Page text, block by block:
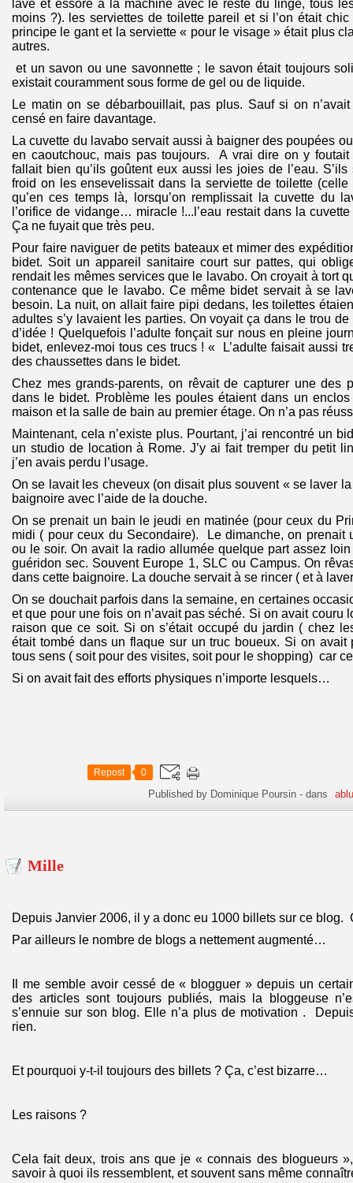
lavé et essoré à la machine avec le reste du linge, tous
moins ?). les serviettes de toilette pareil et si l’on était
principe le gant et la serviette « pour le visage » était plus
autres.
et un savon ou une savonnette ; le savon était toujours
existait couramment sous forme de gel ou de liquide.
Le matin on se débarbouillait, pas plus. Sauf si on
censé en faire davantage.
La cuvette du lavabo servait aussi à baigner des poupées
en caoutchouc, mais pas toujours. A vrai dire on y foutait
fallait bien qu’ils goûtent eux aussi les joies de l’eau.
froid on les ensevelissait dans la serviette de toilette
qu’en ces temps là, lorsqu’on remplissait la cuvette du
l’orifice de vidange… miracle !...l’eau restait dans la
Ça ne fuyait que très peu.
Pour faire naviguer de petits bateaux et mimer des
bidet. Soit un appareil sanitaire court sur pattes, qui
rendait les mêmes services que le lavabo. On croyait à tort
contenance que le lavabo. Ce même bidet servait à se
besoin. La nuit, on allait faire pipi dedans, les toilettes
adultes s’y lavaient les parties. On voyait ça dans le trou
d’idée ! Quelquefois l’adulte fonçait sur nous en pleine
bidet, enlevez-moi tous ces trucs ! « L’adulte faisait aussi
des chaussettes dans le bidet.
Chez mes grands-parents, on rêvait de capturer une des
dans le bidet. Problème les poules étaient dans un
maison et la salle de bain au premier étage. On n’a pas
Maintenant, cela n’existe plus. Pourtant, j’ai rencontré un
un studio de location à Rome. J’y ai fait tremper du petit
j’en avais perdu l’usage.
On se lavait les cheveux (on disait plus souvent « se laver
baignoire avec l’aide de la douche.
On se prenait un bain le jeudi en matinée (pour ceux du
midi ( pour ceux du Secondaire). Le dimanche, on prenait
ou le soir. On avait la radio allumée quelque part assez
guéridon sec. Souvent Europe 1, SLC ou Campus. On
dans cette baignoire. La douche servait à se rincer ( et à
On se douchait parfois dans la semaine, en certaines
et que pour une fois on n’avait pas séché. Si on avait couru
raison que ce soit. Si on s’était occupé du jardin ( chez
était tombé dans un flaque sur un truc boueux. Si on avait
tous sens ( soit pour des visites, soit pour le shopping) car
Si on avait fait des efforts physiques n’importe lesquels…
Repost 0
Published by Dominique Poursin -dans
Mille
Depuis Janvier 2006, il y a donc eu 1000 billets sur ce blog.
Par ailleurs le nombre de blogs a nettement augmenté…
Il me semble avoir cessé de « blogguer » depuis un
des articles sont toujours publiés, mais la bloggeuse
s’ennuie sur son blog. Elle n’a plus de motivation .
rien.
Et pourquoi y-t-il toujours des billets ? Ça, c’est bizarre…
Les raisons ?
Cela fait deux, trois ans que je « connais des blogueurs
savoir à quoi ils ressemblent, et souvent sans même